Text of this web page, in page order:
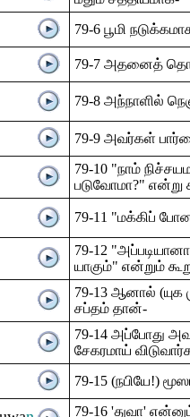
79-6 பூமி
79-7 அதனைத்
79-8 அந்நாளில்
79-9 அவர்கள்
79-10 "நாம்
படுவோமா?" என்று
79-11 "மக்கிப்
79-12
யாகும்" என்றும்
79-13 ஆனால் (யுக
சப்தம் தான்-
79-14 அப்போது
சேகரமாய்
79-15 (நபியே!)
79-16 'துவா'